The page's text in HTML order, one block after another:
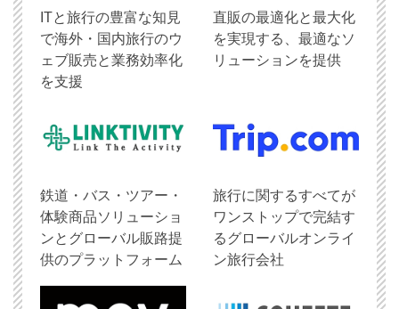
ITと旅行の豊富な知見
で海外・国内旅行のウ
ェブ販売と業務効率化
を支援
直販の最適化と最大化
を実現する、最適なソ
リューションを提供
鉄道・バス・ツアー・
体験商品ソリューショ
ンとグローバル販路提
供のプラットフォーム
旅行に関するすべてが
ワンストップで完結す
るグローバルオンライ
ン旅行会社